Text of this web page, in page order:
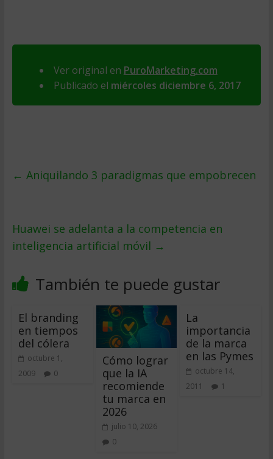
Ver original en PuroMarketing.com
Publicado el miércoles diciembre 6, 2017
← Aniquilando 3 paradigmas que empobrecen
Huawei se adelanta a la competencia en
inteligencia artificial móvil →
También te puede gustar
El branding
en tiempos
del cólera
octubre 1,
2009
0
Cómo lograr
que la IA
recomiende
tu marca en
2026
julio 10, 2026
0
La
importancia
de la marca
en las Pymes
octubre 14,
2011
1